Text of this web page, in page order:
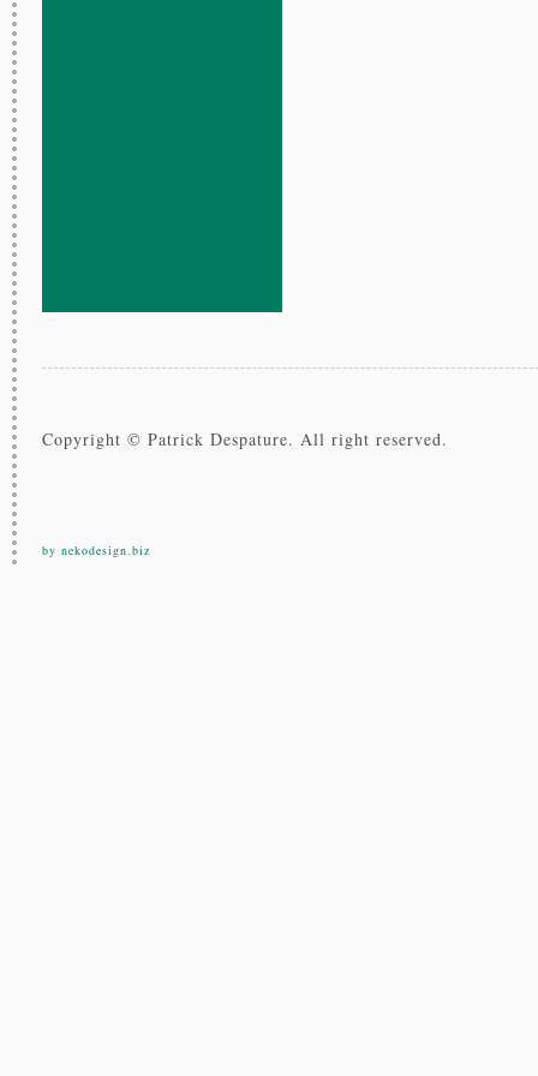
Copyright © Patrick Despature. All right reserved.
by nekodesign.biz